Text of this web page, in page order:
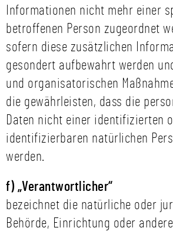
Informationen nicht mehr einer
betroffenen Person zugeordnet
sofern diese zusätzlichen
gesondert aufbewahrt werden
und organisatorischen
die gewährleisten, dass die
Daten nicht einer identifizierten
identifizierbaren natürlichen
werden.
f) „Verantwortlicher“
bezeichnet die natürliche oder
Behörde, Einrichtung oder